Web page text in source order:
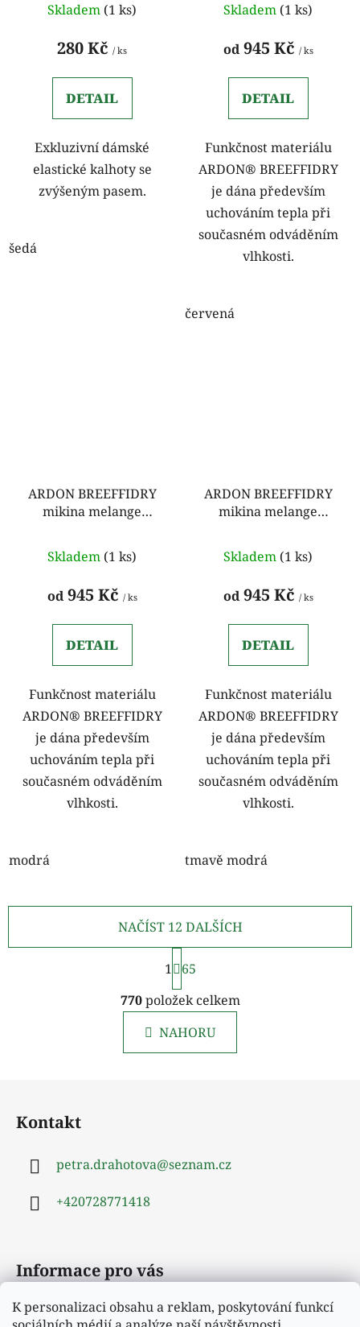
K personalizaci obsahu a reklam, poskytování funkcí
Skladem (1 ks)
280 Kč / ks
DETAIL
Exkluzivní dámské
elastické kalhoty se
zvýšeným pasem.
šedá
Skladem (1 ks)
od945 Kč / ks
DETAIL
Funkčnost materiálu
ARDON® BREEFFIDRY
je dána především
uchováním tepla při
současném odváděním
vlhkosti.
červená
ARDON BREEFFIDRY
mikina melange
Skladem (1 ks)
od945 Kč / ks
DETAIL
Funkčnost materiálu
ARDON® BREEFFIDRY
je dána především
uchováním tepla při
současném odváděním
vlhkosti.
modrá
ARDON BREEFFIDRY
mikina melange
Skladem (1 ks)
od945 Kč / ks
DETAIL
Funkčnost materiálu
ARDON® BREEFFIDRY
je dána především
uchováním tepla při
současném odváděním
vlhkosti.
tmavě modrá
O
v
l
á
d
v
i
s
u
NAČÍST 12 DALŠÍCH
S
t
r
á
n
k
1
65
770položek celkem
NAHORU
Kontakt
petra.drahotova@seznam.cz
+420728771418
Informace pro vás
Obchodní podmínky